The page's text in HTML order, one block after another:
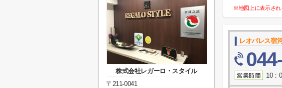
※地図上に表示され
レオパレス宿
10：
株式会社レガーロ・スタイル
〒211-0041